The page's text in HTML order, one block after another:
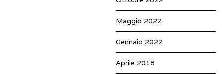
Maggio 2022
Gennaio 2022
Aprile 2018